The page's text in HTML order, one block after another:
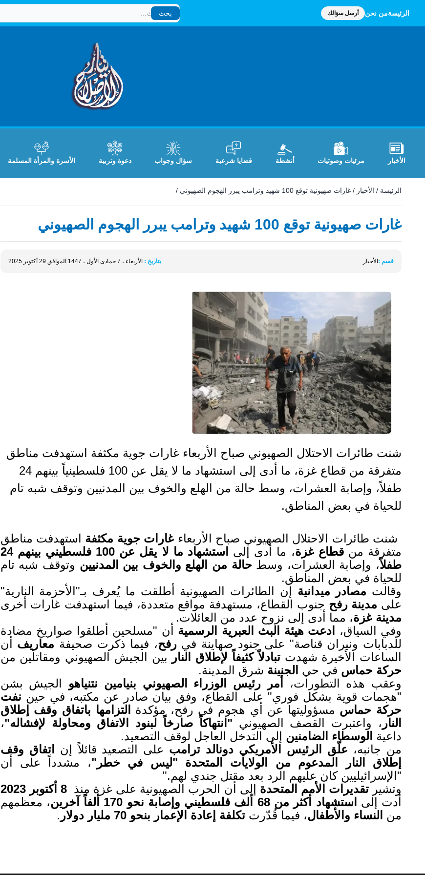
الرئيسةمن نحن أرسل سؤالك
بحث
بحث
الأخبار مرئيات وصوتيات أنشطة قضايا شرعية سؤال وجواب دعوة وتربية الأسرة والمرأة المسلمة
الرئيسة / الأخبار / غارات صهيونية توقع 100 شهيد وترامب يبرر الهجوم الصهيوني /
غارات صهيونية توقع 100 شهيد وترامب يبرر الهجوم الصهيوني
قسم : الأخبار بتاريخ : الأربعاء ، 7 جمادى الأول ، 1447 الموافق 29 أكتوبر 2025
شنت طائرات الاحتلال الصهيوني صباح الأربعاء غارات جوية مكثفة استهدفت مناطق
متفرقة من قطاع غزة، ما أدى إلى استشهاد ما لا يقل عن 100 فلسطينياً بينهم 24
طفلاً، وإصابة العشرات، وسط حالة من الهلع والخوف بين المدنيين وتوقف شبه تام
للحياة في بعض المناطق.
شنت طائرات الاحتلال الصهيوني صباح الأربعاء غارات جوية مكثفة استهدفت مناطق
متفرقة منقطاع غزة، ما أدى إلى
استشهاد ما لا يقل عن 100 فلسطيني بينهم 24
طفلاً، وإصابة العشرات، وسط حالة من الهلع والخوف بين المدنيين وتوقف شبه تام
للحياة في بعض المناطق.
وقالت مصادر ميدانية إن الطائرات الصهيونية أطلقت ما يُعرف بـ"الأحزمة النارية"
على مدينة رفح جنوب القطاع، مستهدفة مواقع متعددة، فيما استهدفت غارات أخرى
مدينة غزة، مما أدى إلى نزوح عدد من العائلات.
وفي السياق،
ادعت هيئة البث العبرية الرسمية أن "مسلحين أطلقوا صواريخ مضادة
للدبابات ونيران قناصة" على جنود صهاينة فيرفح، فيما ذكرت صحيفة معاريف أن
الساعات الأخيرة شهدتتبادلاً كثيفاً لإطلاق النار
بين الجيش الصهيوني ومقاتلين من
حركة حماس في حي الجنينة شرق المدينة.
وعقب هذه التطورات،
أمر رئيس الوزراء الصهيوني بنيامين نتنياهو الجيش بشن
"هجمات قوية بشكل فوري" على القطاع، وفق بيان صادر عن مكتبه، في حين نفت
حركة حماس مسؤوليتها عن أي هجوم في رفح، مؤكدة
التزامها باتفاق وقف إطلاق
النار ، واعتبرت القصف الصهيوني " انتهاكاً صارخاً لبنود الاتفاق ومحاولة لإفشاله"،
داعية الوسطاء الضامنين إلى التدخل العاجل لوقف التصعيد.
من جانبه، علّق الرئيس الأمريكي دونالد ترامب على التصعيد قائلاً إن
اتفاق وقف
إطلاق النار المدعوم من الولايات المتحدة "ليس في خطر "، مشدداً على أن
"الإسرائيليين كان عليهم الرد بعد مقتل جندي لهم".
وتشيرتقديرات الأمم المتحدة إلى أن الحرب الصهيونية على غزة منذ 8 أكتوبر 2023
أدت إلى استشهاد أكثر من 68 ألف فلسطيني وإصابة نحو 170 ألفاً آخرين
، معظمهم
من النساء والأطفال، فيما قُدّرت تكلفة إعادة الإعمار بنحو 70 مليار دولار .